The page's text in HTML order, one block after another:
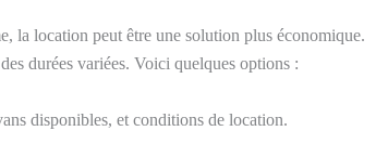
la location peut être une solution plus économique.
durées variées. Voici quelques options :
disponibles, et conditions de location.